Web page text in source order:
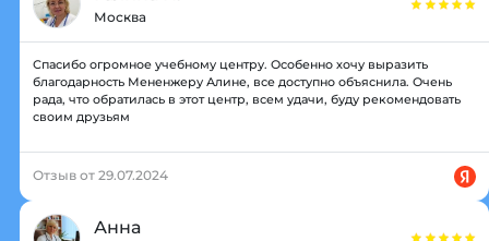
Москва
Спасибо огромное учебному центру. Особенно хочу выразить
благодарность Мененжеру Алине, все доступно объяснила. Очень
рада, что обратилась в этот центр, всем удачи, буду рекомендовать
своим друзьям
Отзыв от 29.07.2024
Анна